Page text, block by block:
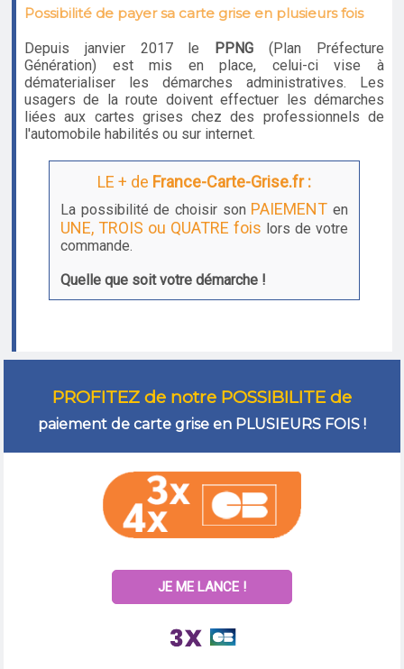
Possibilité de payer sa carte grise en plusieurs fois
Depuis janvier 2017 le PPNG (Plan Préfecture
Génération) est mis en place, celui-ci vise à
dématerialiser les démarches administratives. Les
usagers de la route doivent effectuer les démarches
liées aux cartes grises chez des professionnels de
l'automobile habilités ou sur internet.
LE + de France-Carte-Grise.fr :
La possibilité de choisir son PAIEMENT en
UNE, TROIS ou QUATRE fois lors de votre
commande.
Quelle que soit votre démarche !
PROFITEZ de notre POSSIBILITE de
paiement de carte grise en PLUSIEURS FOIS !
JE ME LANCE !